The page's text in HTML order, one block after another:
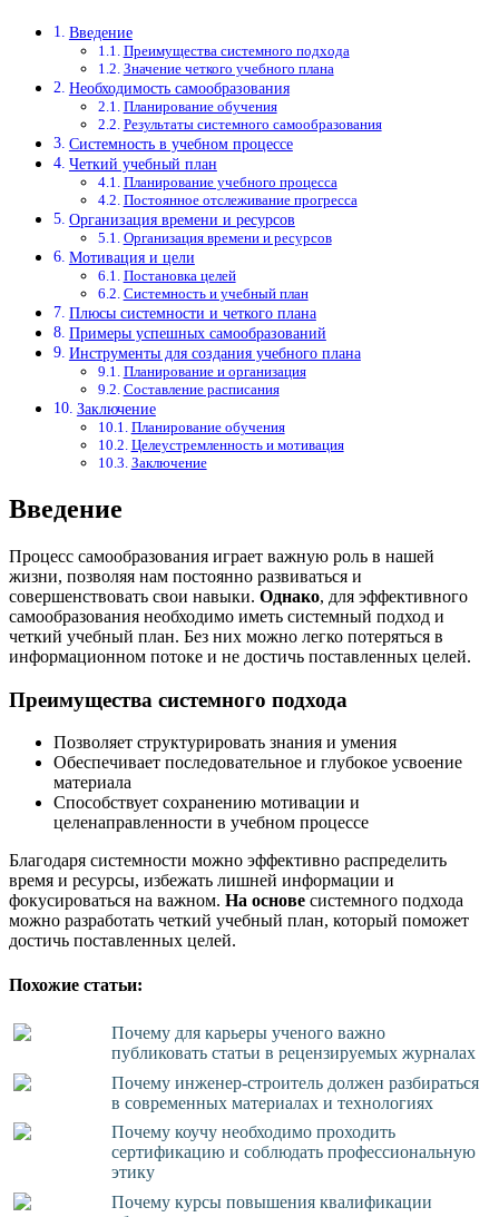
Введение
Преимущества системного подхода
Значение четкого учебного плана
Необходимость самообразования
Планирование обучения
Результаты системного самообразования
Системность в учебном процессе
Четкий учебный план
Планирование учебного процесса
Постоянное отслеживание прогресса
Организация времени и ресурсов
Организация времени и ресурсов
Мотивация и цели
Постановка целей
Системность и учебный план
Плюсы системности и четкого плана
Примеры успешных самообразований
Инструменты для создания учебного плана
Планирование и организация
Составление расписания
Заключение
Планирование обучения
Целеустремленность и мотивация
Заключение
Введение
Процесс самообразования играет важную роль в нашей
жизни, позволяя нам постоянно развиваться и
совершенствовать свои навыки. Однако, для эффективного
самообразования необходимо иметь системный подход и
четкий учебный план. Без них можно легко потеряться в
информационном потоке и не достичь поставленных целей.
Преимущества системного подхода
Позволяет структурировать знания и умения
Обеспечивает последовательное и глубокое усвоение
материала
Способствует сохранению мотивации и
целенаправленности в учебном процессе
Благодаря системности можно эффективно распределить
время и ресурсы, избежать лишней информации и
фокусироваться на важном. На основе системного подхода
можно разработать четкий учебный план, который поможет
достичь поставленных целей.
Похожие статьи:
Почему для карьеры ученого важно
публиковать статьи в рецензируемых журналах
Почему инженер-строитель должен разбираться
в современных материалах и технологиях
Почему коучу необходимо проходить
сертификацию и соблюдать профессиональную
этику
Почему курсы повышения квалификации